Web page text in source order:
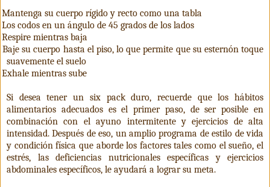
Mantenga su cuerpo rígido y recto como una tabla
Los codos en un ángulo de 45 grados de los lados
Respire mientras baja
Baje su cuerpo hasta el piso, lo que permite que su esternón toque
suavemente el suelo
Exhale mientras sube
Si desea tener un six pack duro, recuerde que los hábitos
alimentarios adecuados es el primer paso, de ser posible en
combinación con el ayuno intermitente y ejercicios de alta
intensidad. Después de eso, un amplio programa de estilo de vida
y condición física que aborde los factores tales como el sueño, el
estrés, las deficiencias nutricionales específicas y ejercicios
abdominales específicos, le ayudará a lograr su meta.